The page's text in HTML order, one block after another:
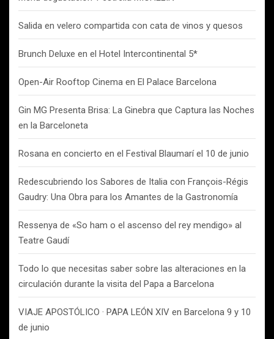
Salida en velero compartida con cata de vinos y quesos
Brunch Deluxe en el Hotel Intercontinental 5*
Open-Air Rooftop Cinema en El Palace Barcelona
Gin MG Presenta Brisa: La Ginebra que Captura las Noches
en la Barceloneta
Rosana en concierto en el Festival Blaumarí el 10 de junio
Redescubriendo los Sabores de Italia con François-Régis
Gaudry: Una Obra para los Amantes de la Gastronomía
Ressenya de «So ham o el ascenso del rey mendigo» al
Teatre Gaudí
Todo lo que necesitas saber sobre las alteraciones en la
circulación durante la visita del Papa a Barcelona
VIAJE APOSTÓLICO · PAPA LEÓN XIV en Barcelona 9 y 10
de junio